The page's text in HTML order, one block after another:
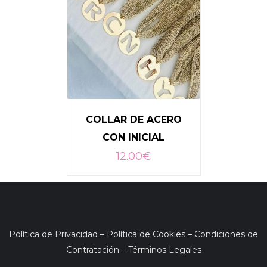
COLLAR DE ACERO
CON INICIAL
12.00€
Política de Privacidad – Política de Cookies – Condiciones de
Contratación – Términos Legales